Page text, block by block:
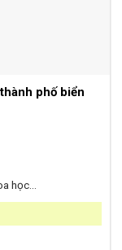
phố biển
học...